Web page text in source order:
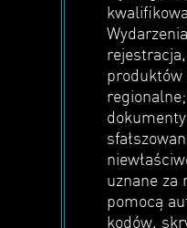
produktów
uznane za
pomocą
kodów,